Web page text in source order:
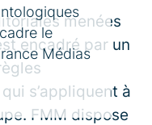
le
Médias
menées
encadré par un
s’appliquent à
FMM dispose